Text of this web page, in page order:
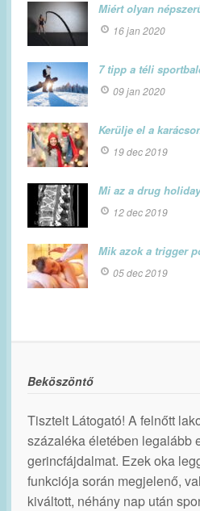
Miért olyan
16 jan 2020
7 tipp a téli
09 jan 2020
Kerülje el a
19 dec 2019
Mi az a drug
12 dec 2019
Mik azok a trigger
05 dec 2019
Beköszöntő
Tisztelt Látogató! A felnőtt
százaléka életében legalább
gerincfájdalmat. Ezek oka
funkciója során megjelenő,
kiváltott, néhány nap után